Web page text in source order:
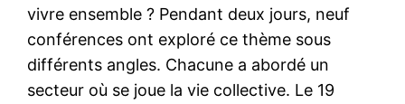
vivre ensemble ? Pendant deux jours, neuf
conférences ont exploré ce thème sous
différents angles. Chacune a abordé un
secteur où se joue la vie collective. Le 19